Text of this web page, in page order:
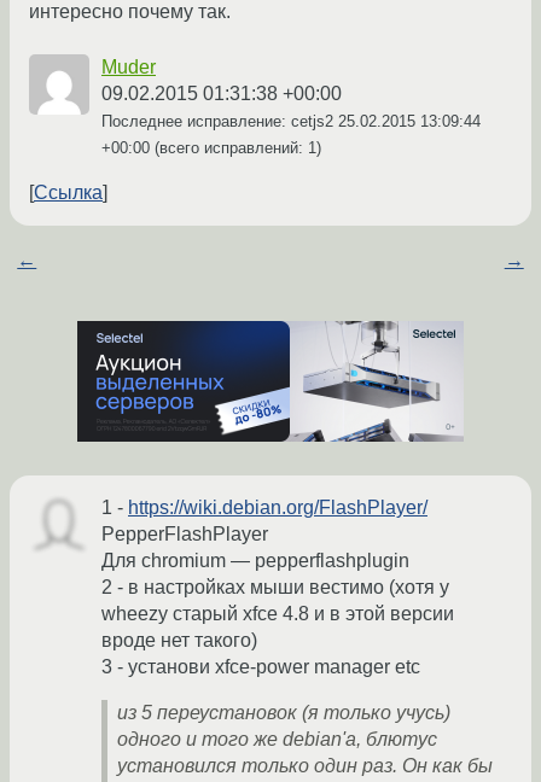
интересно почему так.
Muder
09.02.2015 01:31:38 +00:00
Последнее исправление: cetjs2 25.02.2015 13:09:44
+00:00 (всего исправлений: 1)
Ссылка
← →
1 - https://wiki.debian.org/FlashPlayer/
PepperFlashPlayer
Для chromium — pepperflashplugin
2 - в настройках мыши вестимо (хотя у
wheezy старый xfce 4.8 и в этой версии
вроде нет такого)
3 - установи xfce-power manager etc
из 5 переустановок (я только учусь)
одного и того же debian'a, блютус
установился только один раз. Он как бы